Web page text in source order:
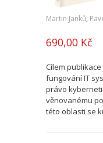
Martin Janků,
690,00 Kč
Cílem
fungování IT
právo
věnovanému
této oblasti se